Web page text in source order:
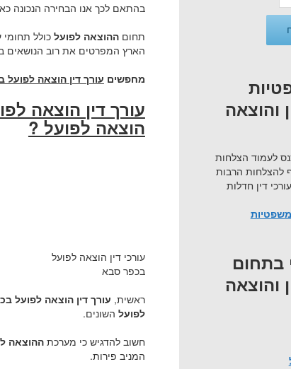
בהתאם לכך אנו הבחירה הנכונה
תחוםההוצאה לפועל כולל
הארץ המפרטים את רוב הנושאים
מחפשים עורך דין הוצאה
עורך דין הוצאה
הוצאה לפועל ?
עורכי דין הוצאה לפועל
בכפר סבא
ראשית, עורך דין הוצאה לפועל
לפועל השונים.
חשוב להדגיש כי מערכתההוצאה
המניב פירות.
והוצאה
לעמוד הצלחות
להצלחות הרבות
דין חדלות
בתחום
והוצאה